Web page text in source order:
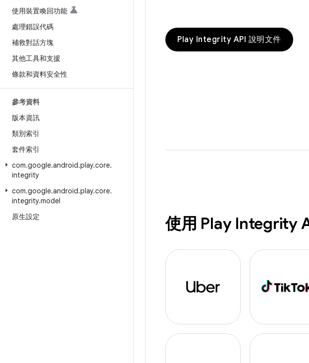
使用裝置喚回功能
處理錯誤代碼
補救對話方塊
其他工具和支援
條款和資料安全性
參考資料
版本資訊
類別索引
套件索引
com.google.android.play.core.
integrity
com.google.android.play.core.
integrity.model
原生設定
Play Integrity API 說明文件
使用 Play Integrity